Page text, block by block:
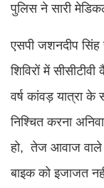
पुलिस ने सारी
एसपी जशनदीप सिंह
शिविरों में
वर्ष कांवड़ यात्रा के
निश्चित करना
हो, तेज आवाज वाले
बाइक को इजाजत